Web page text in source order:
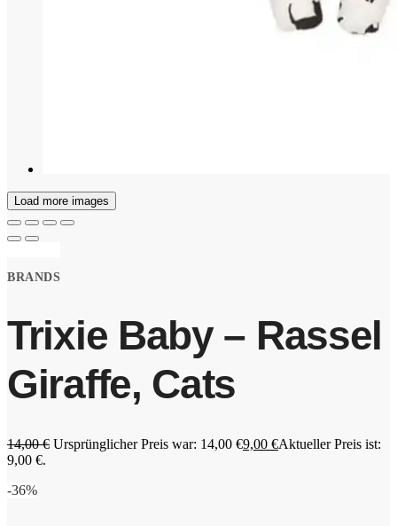
Load more images
BRANDS
Trixie Baby – Rassel
Giraffe, Cats
14,00€ Ursprünglicher Preis war: 14,00 €9,00 €Aktueller Preis ist:
9,00 €.
-36%